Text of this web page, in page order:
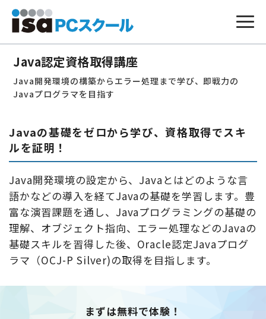
本
Java認定資格取得講座
Java開発環境の構築からエラー処理まで学び、即戦力の
Javaプログラマを目指す
Javaの基礎をゼロから学び、資格取得でスキ
ルを証明！
Java開発環境の設定から、Javaとはどのような言
語かなどの導入を経てJavaの基礎を学習します。豊
富な演習課題を通し、Javaプログラミングの基礎の
理解、オブジェクト指向、エラー処理などのJavaの
基礎スキルを習得した後、Oracle認定Javaプログ
ラマ（OCJ-P Silver)の取得を目指します。
まずは無料で体験！